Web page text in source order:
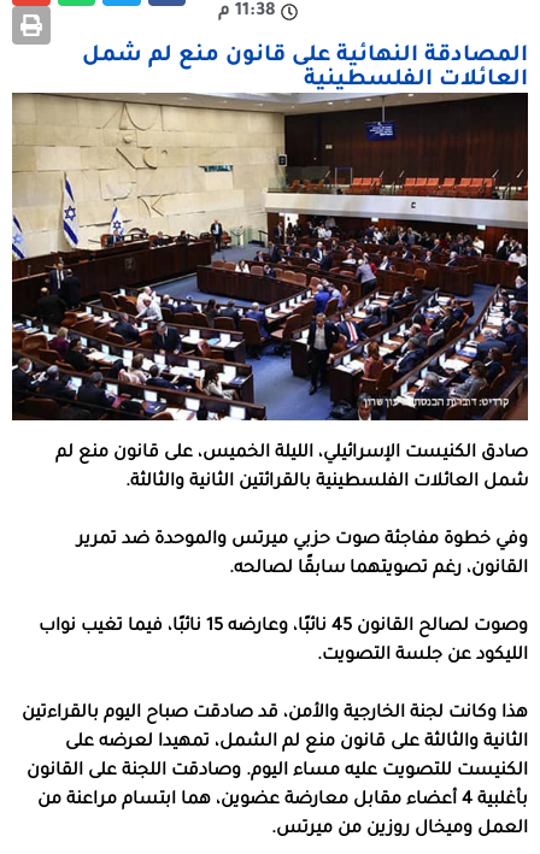
11:38 م
المصادقة النهائية على قانون منع لم شمل
العائلات الفلسطينية
صادق الكنيست الإسرائيلي، الليلة الخميس، على قانون منع لم
شمل العائلات الفلسطينية بالقرائتين الثانية والثالثة.
وفي خطوة مفاجئة صوت حزبي ميرتس والموحدة ضد تمرير
القانون، رغم تصويتهما سابقًا لصالحه.
وصوت لصالح القانون 45 نائبًا، وعارضه 15 نائبًا، فيما تغيب نواب
الليكود عن جلسة التصويت.
هذا وكانت لجنة الخارجية والأمن، قد صادقت صباح اليوم بالقراءتين
الثانية والثالثة على قانون منع لم الشمل، تمهيدا لعرضه على
الكنيست للتصويت عليه مساء اليوم. وصادقت اللجنة على القانون
بأغلبية 4 أعضاء مقابل معارضة عضوين، هما ابتسام مراعنة من
العمل وميخال روزين من ميرتس.